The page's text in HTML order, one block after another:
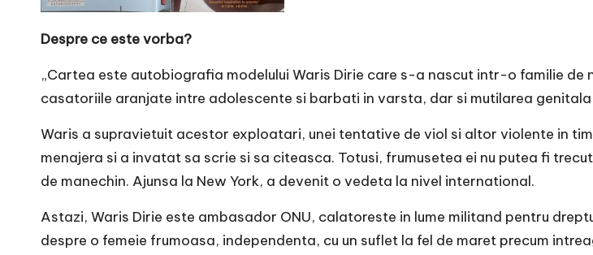
O
nl
i
n
e
Despre ce este vorba?
„Cartea este autobiografia modelului Waris Dirie care s-a nascut intr-o familie
casatoriile aranjate intre adolescente si barbati in varsta, dar si mutilarea genitala
Waris a supravietuit acestor exploatari, unei tentative de viol si altor violente in
menajera si a invatat sa scrie si sa citeasca. Totusi, frumusetea ei nu putea fi
de manechin. Ajunsa la New York, a devenit o vedeta la nivel international.
Astazi, Waris Dirie este ambasador ONU, calatoreste in lume militand pentru
despre o femeie frumoasa, independenta, cu un suflet la fel de maret precum